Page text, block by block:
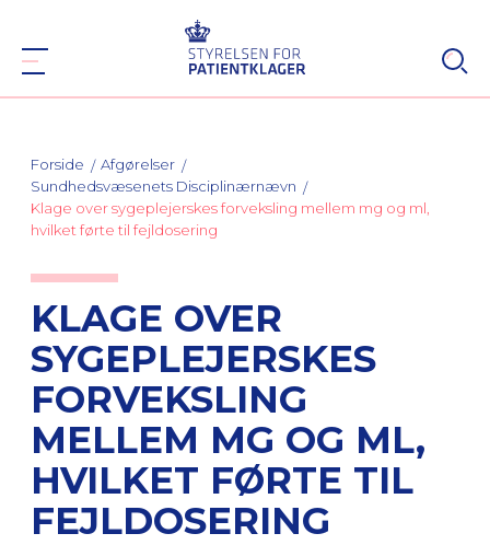
Forside
Afgørelser
Sundhedsvæsenets Disciplinærnævn
Klage over sygeplejerskes forveksling mellem mg og ml,
hvilket førte til fejldosering
KLAGE OVER
SYGEPLEJERSKES
FORVEKSLING
MELLEM MG OG ML,
HVILKET FØRTE TIL
FEJLDOSERING